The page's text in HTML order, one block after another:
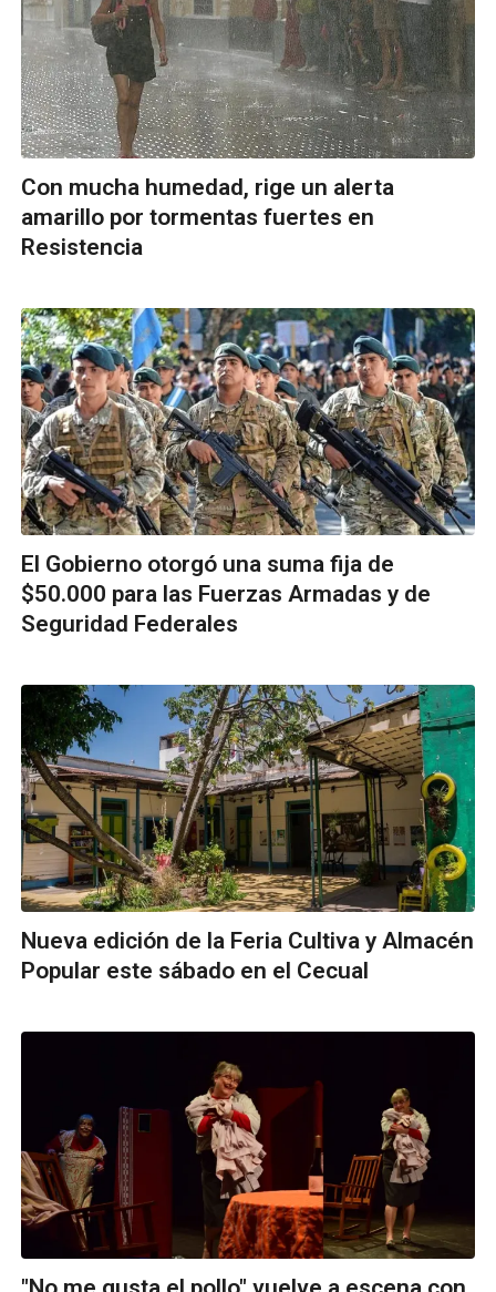
Con mucha humedad, rige un alerta
amarillo por tormentas fuertes en
Resistencia
El Gobierno otorgó una suma fija de
$50.000 para las Fuerzas Armadas y de
Seguridad Federales
Nueva edición de la Feria Cultiva y Almacén
Popular este sábado en el Cecual